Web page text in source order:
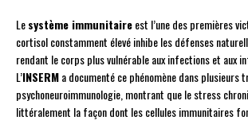
Lesystème immunitaireest l’une des premières
cortisol constamment élevé inhibe les défenses
rendant le corps plus vulnérable aux infections et aux
L’INSERMa documenté ce phénomène dans plusieurs
psychoneuroimmunologie, montrant que le stress
littéralement la façon dont les cellules immunitaires